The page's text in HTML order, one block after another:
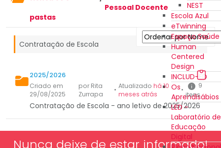
NEST
Escola Azul
eTwinning
Espaço Saúde
Human
Centered
Design
INCLUD-ED
Os
Aprendisábios
LED -
Laboratório de
Educação
Digital
pastas
Pessoal Docente
Contratação de Escola
2025/2026
Criado em
29/08/2025
por Rita
Zurrapa
• Atualizadohá 10
meses atrás
•
9
itens
Contratação de Escola - ano letivo de 2025/2026
Nunca deixe de estar informado!